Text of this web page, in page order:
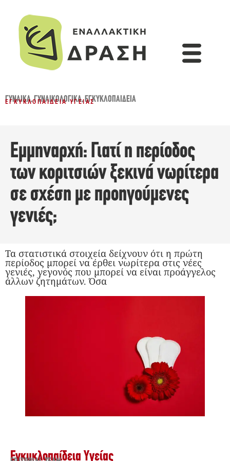
ΓΥΝΑΊΚΑ,ΓΥΝΑΙΚΟΛΟΓΙΚΆ,ΕΓΚΥΚΛΟΠΑΙΔΕΙΑ
ΕΓΚΥΚΛΟΠΑΊΔΕΙΑ ΥΓΕΊΑΣ
Εμμηναρχή: Γιατί η περίοδος
των κοριτσιών ξεκινά νωρίτερα
σε σχέση με προηγούμενες
γενιές;
Τα στατιστικά στοιχεία δείχνουν ότι η πρώτη
περίοδος μπορεί να έρθει νωρίτερα στις νέες
γενιές, γεγονός που μπορεί να είναι προάγγελος
άλλων ζητημάτων. Όσα
Εγκυκλοπαίδεια Υγείας